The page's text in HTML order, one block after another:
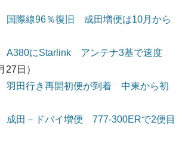
国際線96％復旧 成田増便は10月から
A380にStarlink アンテナ3基で速度
27日）
羽田行き再開初便が到着 中東から初
成田－ドバイ増便 777-300ERで2便目